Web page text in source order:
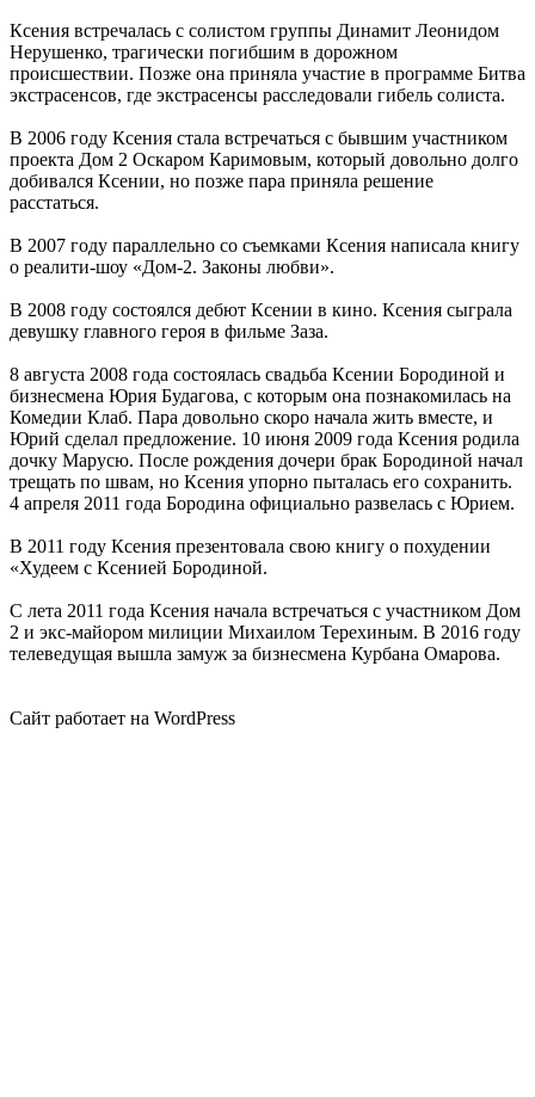
Ксения встречалась с солистом группы Динамит Леонидом
Нерушенко, трагически погибшим в дорожном
происшествии. Позже она приняла участие в программе Битва
экстрасенсов, где экстрасенсы расследовали гибель солиста.
В 2006 году Ксения стала встречаться с бывшим участником
проекта Дом 2 Оскаром Каримовым, который довольно долго
добивался Ксении, но позже пара приняла решение
расстаться.
В 2007 году параллельно со съемками Ксения написала книгу
о реалити-шоу «Дом-2. Законы любви».
В 2008 году состоялся дебют Ксении в кино. Ксения сыграла
девушку главного героя в фильме Заза.
8 августа 2008 года состоялась свадьба Ксении Бородиной и
бизнесмена Юрия Будагова, с которым она познакомилась на
Комедии Клаб. Пара довольно скоро начала жить вместе, и
Юрий сделал предложение. 10 июня 2009 года Ксения родила
дочку Марусю. После рождения дочери брак Бородиной начал
трещать по швам, но Ксения упорно пыталась его сохранить.
4 апреля 2011 года Бородина официально развелась с Юрием.
В 2011 году Ксения презентовала свою книгу о похудении
«Худеем с Ксенией Бородиной.
С лета 2011 года Ксения начала встречаться с участником Дом
2 и экс-майором милиции Михаилом Терехиным. В 2016 году
телеведущая вышла замуж за бизнесмена Курбана Омарова.
Сайт работает на WordPress